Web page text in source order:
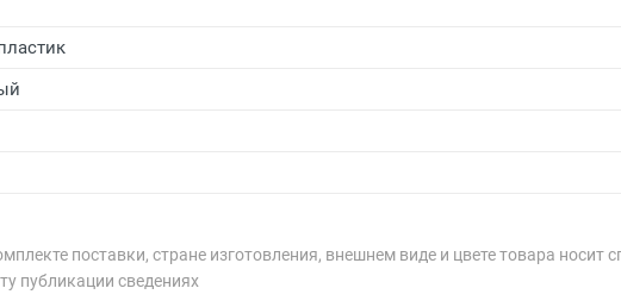
поставки, стране изготовления, внешнем виде и цвете товара носит
публикации сведениях